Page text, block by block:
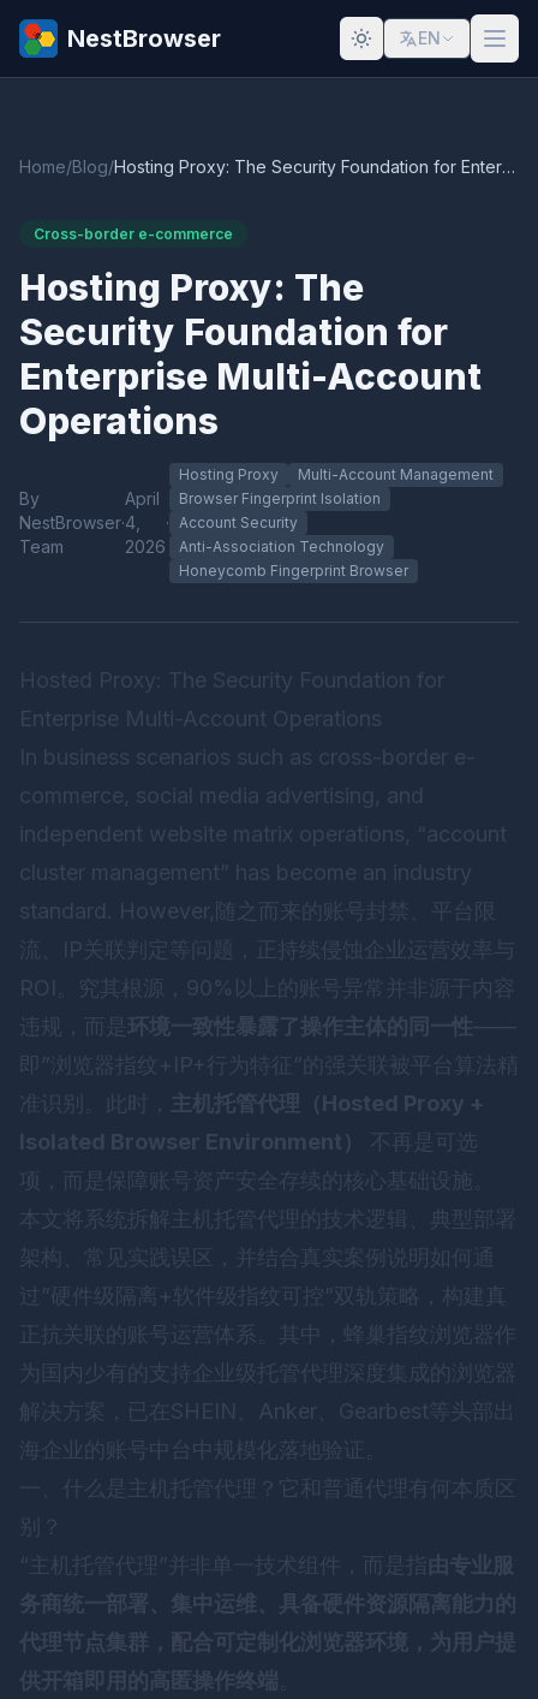
NestBrowser EN
Home/Blog/ Hosting Proxy: The Security Foundation for Enterprise Multi-Account Operations
Cross-border e-commerce
Hosting Proxy: The
Security Foundation for
Enterprise Multi-Account
Operations
By
NestBrowser
Team
·
April
4,
2026
·
Hosting Proxy
Multi-Account Management
Browser Fingerprint Isolation
Account Security
Anti-Association Technology
Honeycomb Fingerprint Browser
Hosted Proxy: The Security Foundation for
Enterprise Multi-Account Operations
In business scenarios such as cross-border e-
commerce, social media advertising, and
independent website matrix operations, “account
cluster management” has become an industry
standard. However,随之而来的账号封禁、平台限
流、IP关联判定等问题，正持续侵蚀企业运营效率与
ROI。究其根源，90%以上的账号异常并非源于内容
违规，而是 环境一致性暴露了操作主体的同一性 ——
即”浏览器指纹+IP+行为特征”的强关联被平台算法精
准识别。此时，
主机托管代理（Hosted Proxy +
Isolated Browser Environment）
不再是可选
项，而是保障账号资产安全存续的核心基础设施。
本文将系统拆解主机托管代理的技术逻辑、典型部署
架构、常见实践误区，并结合真实案例说明如何通
过”硬件级隔离+软件级指纹可控”双轨策略，构建真
正抗关联的账号运营体系。其中，
蜂巢指纹浏览器作
为国内少有的支持企业级托管代理深度集成的浏览器
解决方案，已在SHEIN、Anker、Gearbest等头部出
海企业的账号中台中规模化落地验证。
一、什么是主机托管代理？它和普通代理有何本质区
别？
“主机托管代理”并非单一技术组件，而是指由专业服
务商统一部署、集中运维、具备硬件资源隔离能力的
代理节点集群，配合可定制化浏览器环境，为用户提
供开箱即用的高匿操作终端